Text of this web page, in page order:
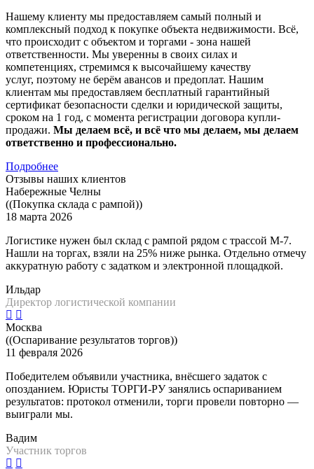
Нашему клиенту мы предоставляем самый полный и
комплексный подход к покупке объекта недвижимости. Всё,
что происходит с объектом и торгами - зона нашей
ответственности. Мы уверенны в своих силах и
компетенциях, стремимся к высочайшему качеству
услуг, поэтому не берём авансов и предоплат. Нашим
клиентам мы предоставляем бесплатный гарантийный
сертификат безопасности сделки и юридической защиты,
сроком на 1 год, с момента регистрации договора купли-
продажи. Мы делаем всё, и всё что мы делаем, мы делаем
ответственно и профессионально.
Подробнее
Отзывы наших клиентов
Набережные Челны
((Покупка склада с рампой))
18 марта 2026
Логистике нужен был склад с рампой рядом с трассой М-7.
Нашли на торгах, взяли на 25% ниже рынка. Отдельно отмечу
аккуратную работу с задатком и электронной площадкой.
Ильдар
Директор логистической компании
Москва
((Оспаривание результатов торгов))
11 февраля 2026
Победителем объявили участника, внёсшего задаток с
опозданием. Юристы ТОРГИ-РУ занялись оспариванием
результатов: протокол отменили, торги провели повторно —
выиграли мы.
Вадим
Участник торгов